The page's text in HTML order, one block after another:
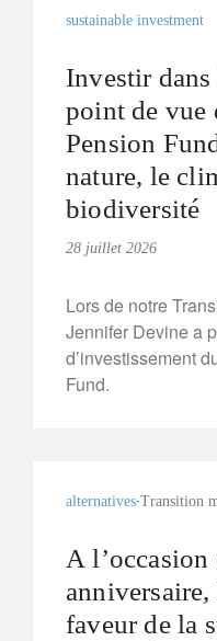
sustainable investment
Investir
point de
Pension
nature, le
biodiversité
28 juillet 2026
Lors de notre
Jennifer Devine a
d’investissement
Fund.
alternatives Transition
A
anniversaire,
faveur de la